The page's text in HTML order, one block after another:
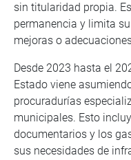
sin titularidad propia.
permanencia y limita
mejoras o
Desde 2023 hasta el
Estado viene
procuradurías
municipales. Esto
documentarios y los
sus necesidades de